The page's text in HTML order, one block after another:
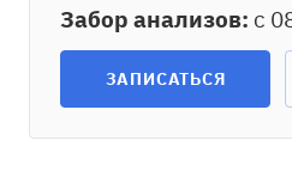
Забор анализов: с
ЗАПИСАТЬСЯ